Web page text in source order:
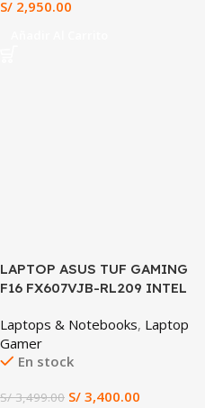
a Español Latino
S/ 2,950.00
SALE
LAPTOP ASUS TUF GAMING
F16 FX607VJB-RL209 INTEL
512GB SSD NVIDIA GEFORCE
RTX 3050 6GB 16″ WUXGA
144HZ WINDOWS 11 PRO +
MOUSE ASUS TUF
Laptops & Notebooks, Laptop
Gamer
En stock
S/3,499.00 S/ 3,400.00